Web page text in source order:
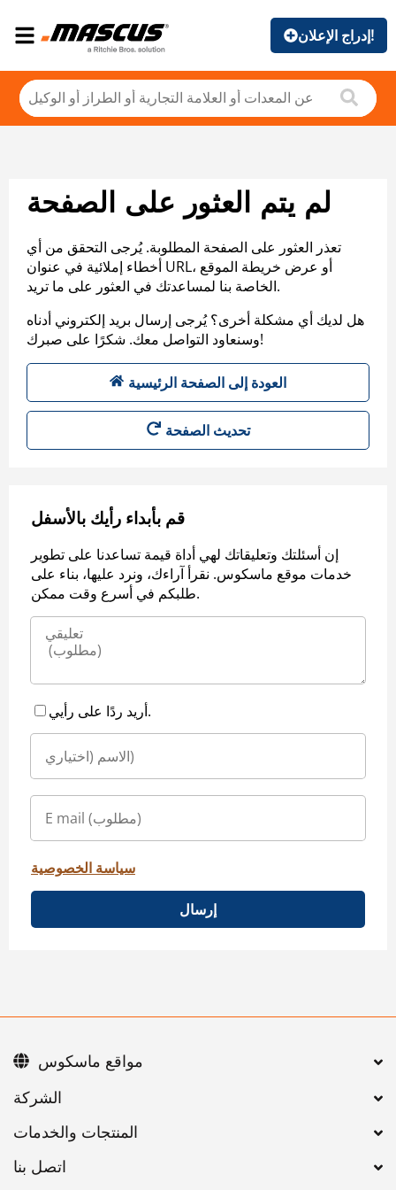
إدراج الإعلان!
لم يتم العثور على الصفحة
تعذر العثور على الصفحة المطلوبة. يُرجى التحقق من أي
أخطاء إملائية في عنوان URL، أو عرض خريطة الموقع
الخاصة بنا لمساعدتك في العثور على ما تريد.
هل لديك أي مشكلة أخرى؟ يُرجى إرسال بريد إلكتروني أدناه
وسنعاود التواصل معك. شكرًا على صبرك!
العودة إلى الصفحة الرئيسية
تحديث الصفحة
قم بأبداء رأيك بالأسفل
إن أسئلتك وتعليقاتك لهي أداة قيمة تساعدنا على تطوير
خدمات موقع ماسكوس. نقرأ آراءك، ونرد عليها، بناء على
طلبكم في أسرع وقت ممكن.
أريد ردًا على رأيي.
سياسة الخصوصية
إرسال
اتصل بنا
مواقع ماسكوس